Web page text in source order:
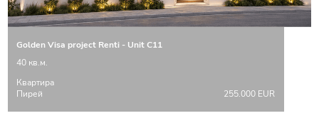
Golden Visa project Renti - Unit C11
40 кв.м.
Квартира
Пирей
255.000 EUR